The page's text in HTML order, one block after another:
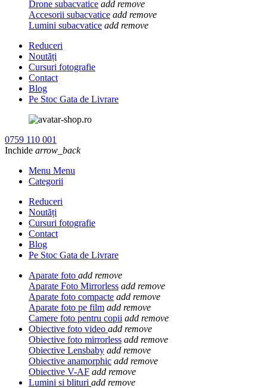
Drone subacvatice add remove
Accesorii subacvatice add remove
Lumini subacvatice add remove
Reduceri
Noutăți
Cursuri fotografie
Contact
Blog
Pe Stoc Gata de Livrare
0759 110 001
Inchide arrow_back
Menu Menu
Categorii
Reduceri
Noutăți
Cursuri fotografie
Contact
Blog
Pe Stoc Gata de Livrare
Aparate foto add remove
Aparate Foto Mirrorless add remove
Aparate foto compacte add remove
Aparate foto pe film add remove
Camere foto pentru copii add remove
Obiective foto video add remove
Obiective foto mirrorless add remove
Obiective Lensbaby add remove
Obiective anamorphic add remove
Obiective V-AF add remove
Lumini si blituri add remove